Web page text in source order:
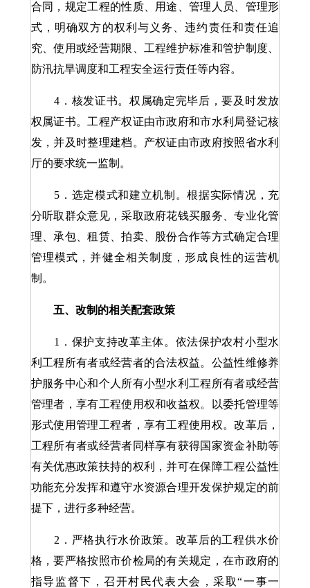
合同，规定工程的性质、用途、管理人员、管理形
式，明确双方的权利与义务、违约责任和责任追
究、使用或经营期限、工程维护标准和管护制度、
防汛抗旱调度和工程安全运行责任等内容。
4．核发证书。权属确定完毕后，要及时发放
权属证书。工程产权证由市政府和市水利局登记核
发，并及时整理建档。产权证由市政府按照省水利
厅的要求统一监制。
5．选定模式和建立机制。根据实际情况，充
分听取群众意见，采取政府花钱买服务、专业化管
理、承包、租赁、拍卖、股份合作等方式确定合理
管理模式，并健全相关制度，形成良性的运营机
制。
五、改制的相关配套政策
1．保护支持改革主体。依法保护农村小型水
利工程所有者或经营者的合法权益。公益性维修养
护服务中心和个人所有小型水利工程所有者或经营
管理者，享有工程使用权和收益权。以委托管理等
形式使用管理工程者，享有工程使用权。改革后，
工程所有者或经营者同样享有获得国家资金补助等
有关优惠政策扶持的权利，并可在保障工程公益性
功能充分发挥和遵守水资源合理开发保护规定的前
提下，进行多种经营。
2．严格执行水价政策。改革后的工程供水价
格，要严格按照市价检局的有关规定，在市政府的
指导监督下，召开村民代表大会，采取“一事一